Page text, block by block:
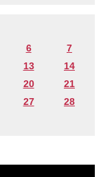
6
7
13
14
20
21
27
28